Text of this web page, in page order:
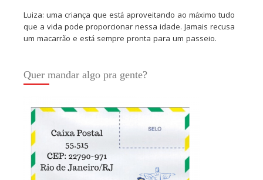
Luiza: uma criança que está aproveitando ao máximo tudo
que a vida pode proporcionar nessa idade. Jamais recusa
um macarrão e está sempre pronta para um passeio.
Quer mandar algo pra gente?